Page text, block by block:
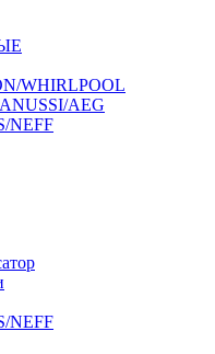
WHIRLPOOL
AEG
NEFF
NEFF